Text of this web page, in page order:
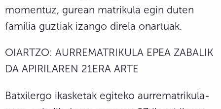
momentuz, gurean matrikula egin duten
familia guztiak izango direla onartuak.
OIARTZO: AURREMATRIKULA EPEA ZABALIK
DA APIRILAREN 21ERA ARTE
Batxilergo ikasketak egiteko aurrematrikula-